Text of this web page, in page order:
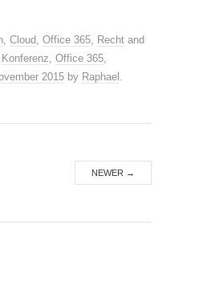
, Cloud, Office 365, Recht and
Konferenz, Office 365,
2015 by Raphael .
NEWER →